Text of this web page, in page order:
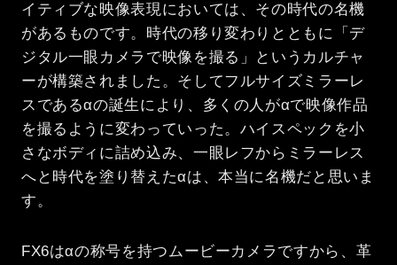
イティブな映像表現においては、その時代の名機
があるものです。時代の移り変わりとともに「デ
ジタル一眼カメラで映像を撮る」というカルチャ
ーが構築されました。そしてフルサイズミラーレ
スであるαの誕生により、多くの人がαで映像作品
を撮るように変わっていった。ハイスペックを小
さなボディに詰め込み、一眼レフからミラーレス
へと時代を塗り替えたαは、本当に名機だと思いま
す。
FX6はαの称号を持つムービーカメラですから、革